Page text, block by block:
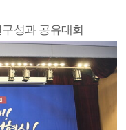
성과 공유대회